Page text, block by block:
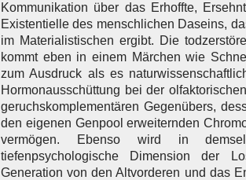
Kommunikation über das Erhoffte,
Existentielle des menschlichen Daseins,
im Materialistischen ergibt. Die
kommt eben in einem Märchen wie
zum Ausdruck als es
Hormonausschüttung bei der
geruchskomplementären Gegenübers,
den eigenen Genpool erweiternden
vermögen. Ebenso wird in
tiefenpsychologische Dimension der
Generation von den Altvorderen und das